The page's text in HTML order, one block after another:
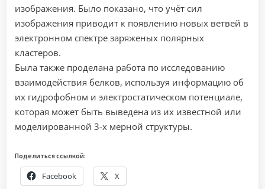
изображения. Было показано, что учёт сил
изображения приводит к появлению новых ветвей в
электронном спектре заряженых полярных
кластеров.
Была также проделана работа по исследованию
взаимодействия белков, используя информацию об
их гидрофобном и электростатическом потенциале,
которая может быть выведена из их известной или
моделированной 3-х мерной структуры.
Поделиться ссылкой:
Facebook X